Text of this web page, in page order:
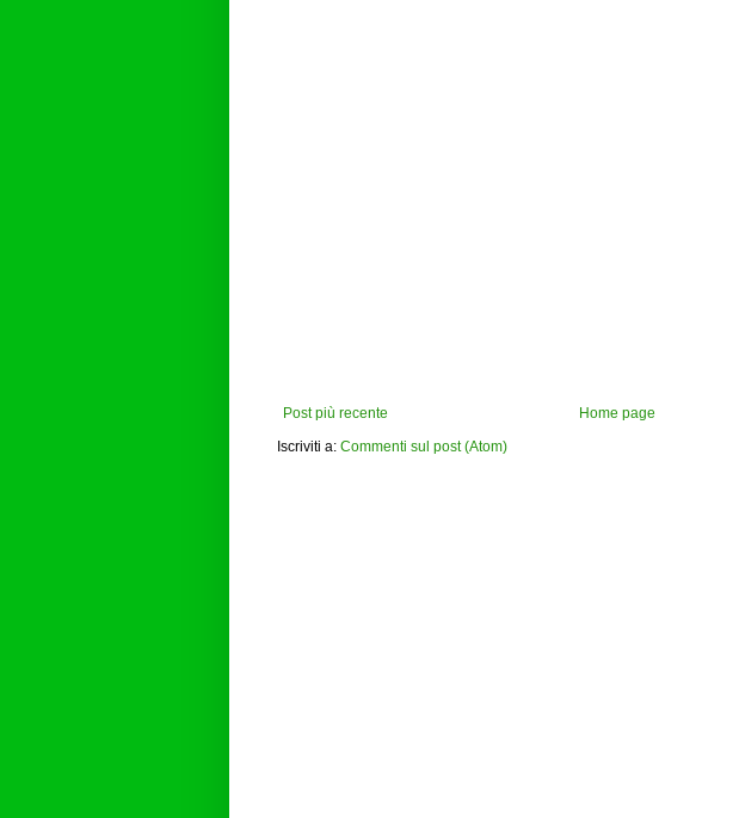
Post più recente
Home page
Iscriviti a: Commenti sul post (Atom)